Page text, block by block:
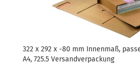
322 x 292 x -80 mm Innenmaß,
A4, 725.5 Versandverpackung